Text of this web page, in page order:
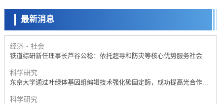
最新消息
经济・社会
铁道综研新任理事长芦谷公稔：依托超导和防灾等核心优势服务社会
科学研究
东京大学通过叶绿体基因组编辑技术强化碳固定酶，成功提高光合作用
科学研究
藤田医科大学等成功鉴定出非结核分枝杆菌生存的必需基因，首次揭示
经济・社会